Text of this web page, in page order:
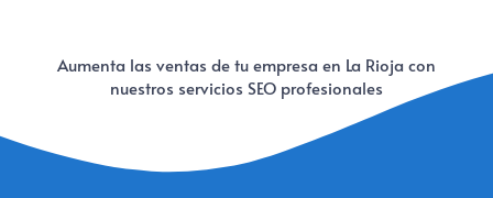
Aumenta las ventas de tu empresa en La Rioja con
nuestros servicios SEO profesionales